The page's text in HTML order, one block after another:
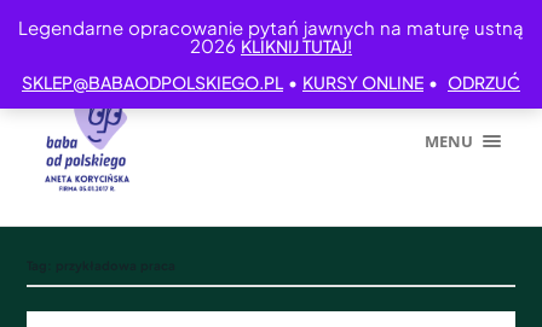
Legendarne opracowanie pytań jawnych na maturę ustną
2026 KLIKNIJ TUTAJ!
SKLEP@BABAODPOLSKIEGO.PL • KURSY ONLINE • ODRZUĆ
MENU